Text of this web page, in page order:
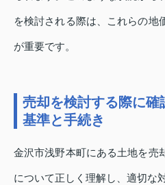
を検討される際は、これらの地
が重要です。
売却を検討する際に確
基準と手続き
金沢市浅野本町にある土地を売
について正しく理解し、適切な